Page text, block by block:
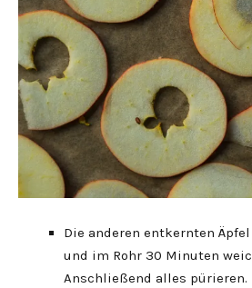
Die anderen entkernten
und im Rohr 30 Minuten
Anschließend alles pürieren.